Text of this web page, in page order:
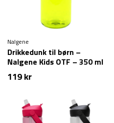
Nalgene
Drikkedunk til børn –
Nalgene Kids OTF – 350 ml
119kr